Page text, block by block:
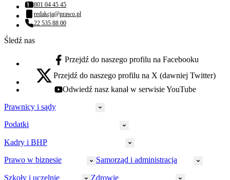
Numer telefonu:
801 04 45 45
Adres email:
redakcja@prawo.pl
Numer telefonu:
22 535 88 00
Śledź nas
facebook - otwiera się w nowej karcie
Przejdź do naszego profilu na Facebooku
x - otwiera się w nowej karcie
Przejdź do naszego profilu na X (dawniej Twitter)
youtube - otwiera się w nowej karcie
Odwiedź nasz kanał w serwisie YouTube
Prawnicy i sądy
Prawnicy
Policja
Podatki
CIT
Akcyza
Kadry i BHP
HR
Prawo w biznesie Samorząd i administracja
Szkoły i uczelnie Zdrowie